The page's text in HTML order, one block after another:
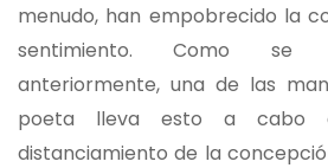
menudo, han empobrecido la
sentimiento. Como se
anteriormente, una de las
poeta lleva esto a cabo
distanciamiento de la